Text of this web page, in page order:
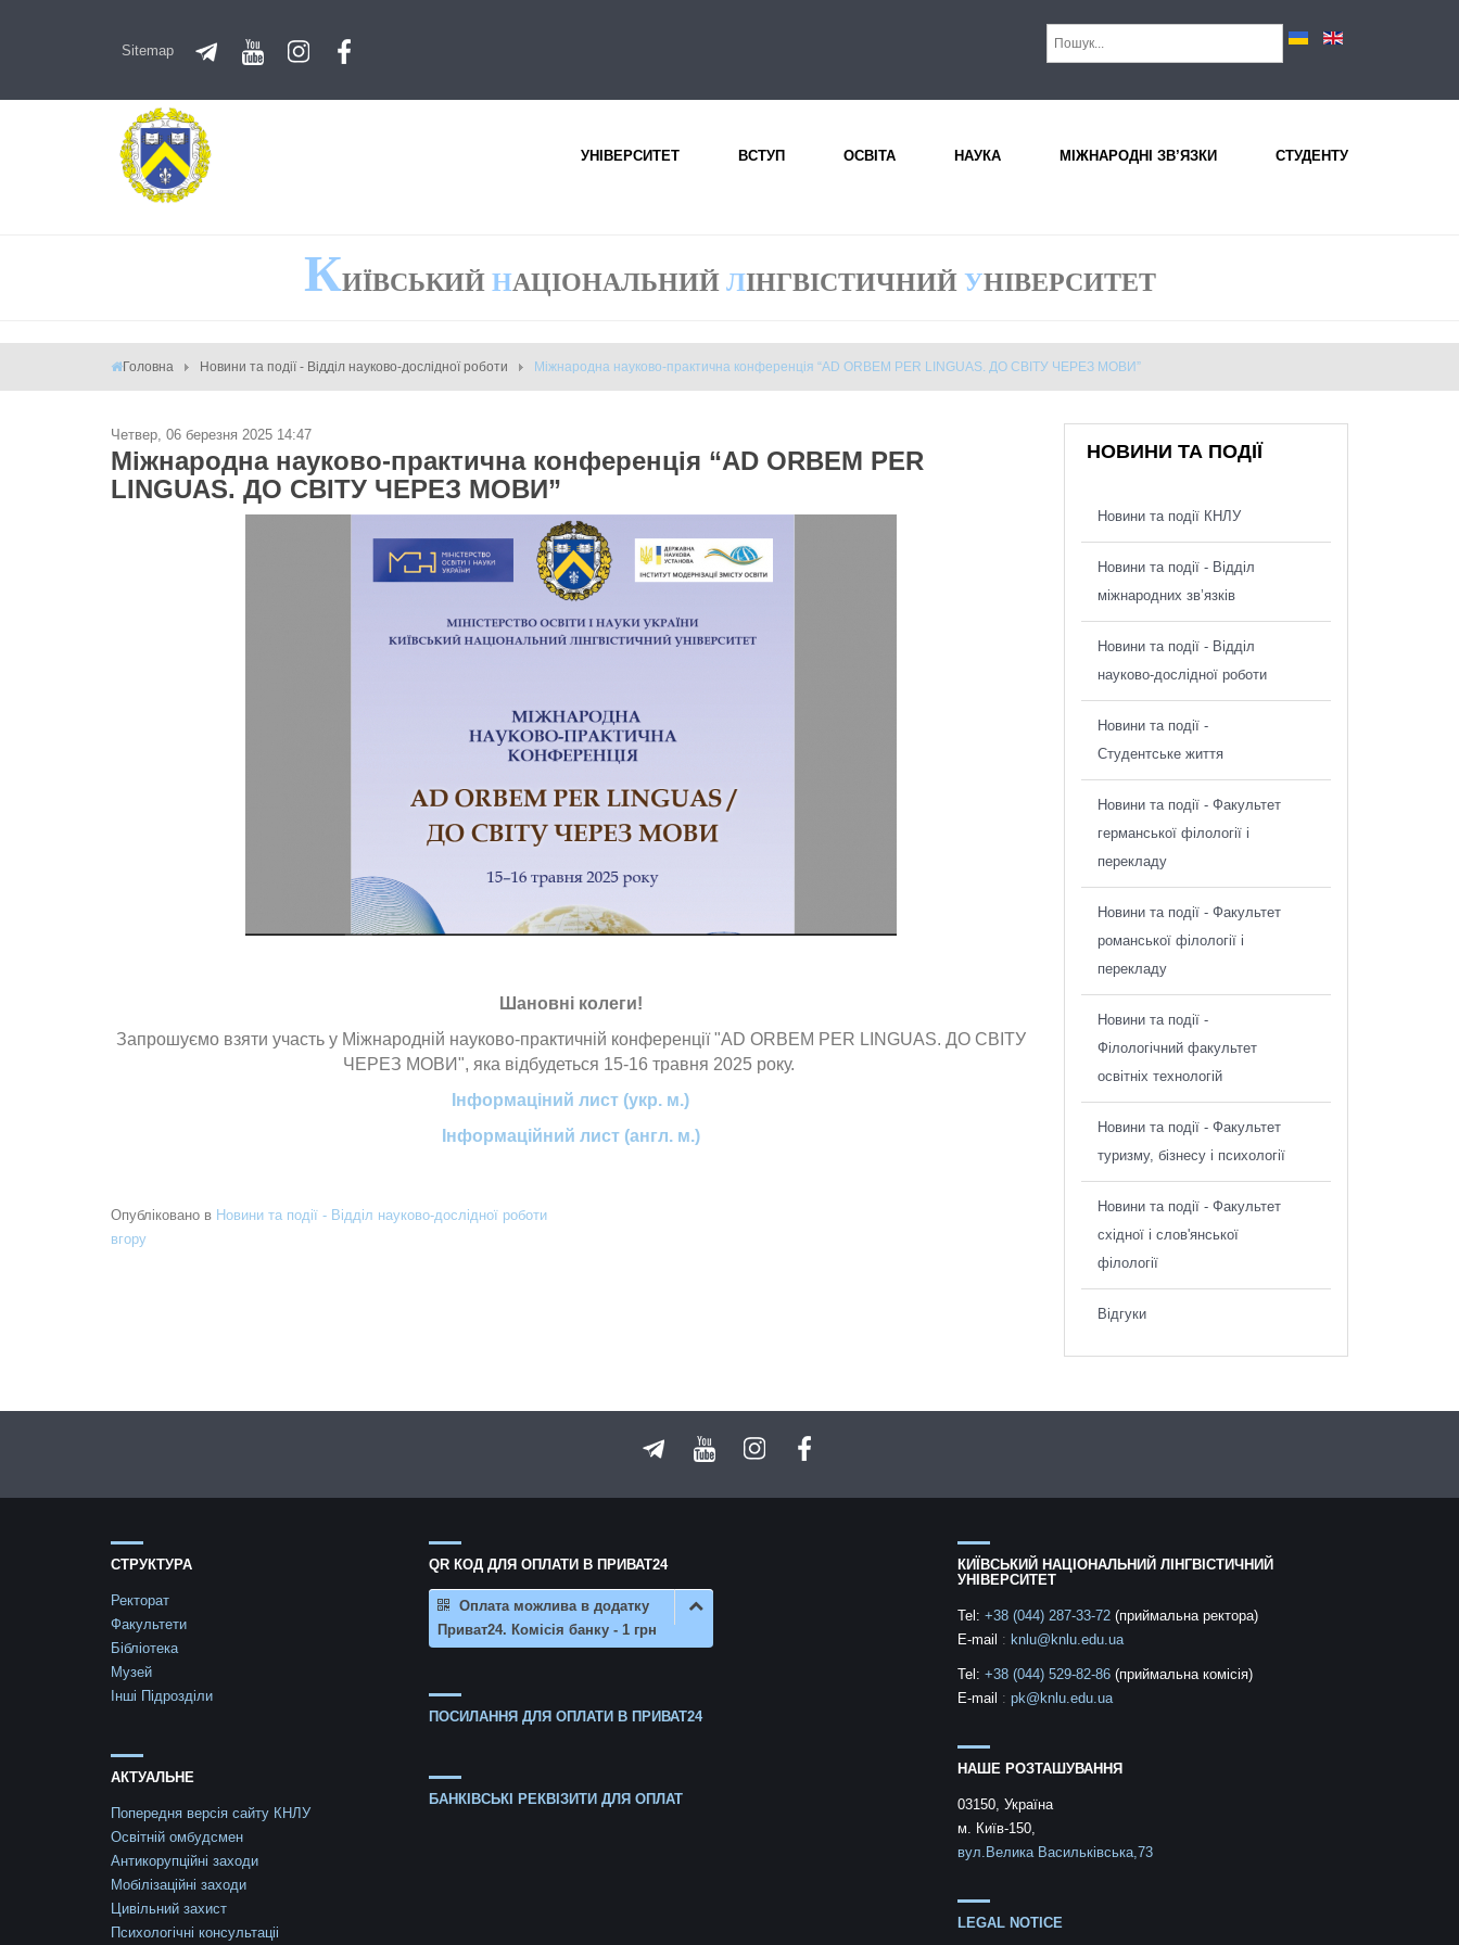
Sitemap
УНІВЕРСИТЕТ ВСТУП ОСВІТА НАУКА МІЖНАРОДНІ ЗВ’ЯЗКИ СТУДЕНТУ
КИЇВСЬКИЙ НАЦІОНАЛЬНИЙ ЛІНГВІСТИЧНИЙ УНІВЕРСИТЕТ
Головна Новини та події - Відділ науково-дослідної роботи Міжнародна науково-практична конференція “AD ORBEM PER LINGUAS. ДО СВІТУ ЧЕРЕЗ МОВИ”
Четвер, 06 березня 2025 14:47
Міжнародна науково-практична конференція “AD ORBEM PER
LINGUAS. ДО СВІТУ ЧЕРЕЗ МОВИ”
Шановні колеги!
Запрошуємо взяти участь у Міжнародній науково-практичній конференції "AD ORBEM PER LINGUAS. ДО СВІТУ
ЧЕРЕЗ МОВИ", яка відбудеться 15-16 травня 2025 року.
Інформаціний лист (укр. м.)
Інформаційний лист (англ. м.)
Опубліковано в Новини та події - Відділ науково-дослідної роботи
вгору
НОВИНИ ТА ПОДІЇ
Новини та події КНЛУ
Новини та події - Відділ
міжнародних зв’язків
Новини та події - Відділ
науково-дослідної роботи
Новини та події -
Студентське життя
Новини та події - Факультет
германської філології і
перекладу
Новини та події - Факультет
романської філології і
перекладу
Новини та події -
Філологічний факультет
освітніх технологій
Новини та події - Факультет
туризму, бізнесу і психології
Новини та події - Факультет
східної і слов'янської
філології
Відгуки
СТРУКТУРА
Ректорат
Факультети
Бібліотека
Музей
Інші Підрозділи
АКТУАЛЬНЕ
Попередня версія сайту КНЛУ
Освітній омбудсмен
Антикорупційні заходи
Мобілізаційні заходи
Цивільний захист
Психологічні консультаціі
QR КОД ДЛЯ ОПЛАТИ В ПРИВАТ24
Оплата можлива в додатку
Приват24. Комісія банку - 1 грн
ПОСИЛАННЯ ДЛЯ ОПЛАТИ В ПРИВАТ24
БАНКІВСЬКІ РЕКВІЗИТИ ДЛЯ ОПЛАТ
КИЇВСЬКИЙ НАЦІОНАЛЬНИЙ ЛІНГВІСТИЧНИЙ
УНІВЕРСИТЕТ
Tel: +38 (044) 287-33-72 (приймальна ректора)
E-mail : knlu@knlu.edu.ua
Tel: +38 (044) 529-82-86 (приймальна комісія)
E-mail : pk@knlu.edu.ua
НАШЕ РОЗТАШУВАННЯ
03150, Україна
м. Київ-150,
вул.Велика Васильківська,73
LEGAL NOTICE